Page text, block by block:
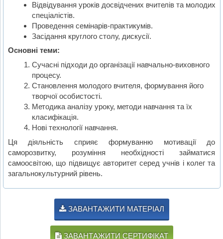
Відвідування уроків досвідчених вчителів та молодих
спеціалістів.
Проведення семінарів-практикумів.
Засідання круглого столу, дискусії.
Основні теми:
Сучасні підходи до організації навчально-виховного
процесу.
Становлення молодого вчителя, формування його
творчої особистості.
Методика аналізу уроку, методи навчання та їх
класифікація.
Нові технології навчання.
Ця діяльність сприяє формуванню мотивації до
саморозвитку, розуміння необхідності займатися
самоосвітою, що підвищує авторитет серед учнів і колег та
загальнокультурний рівень.
ЗАВАНТАЖИТИ МАТЕРІАЛ
ЗАВАНТАЖИТИ СЕРТИФІКАТ